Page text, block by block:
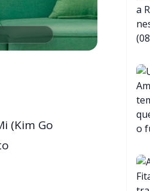
(Kim Go